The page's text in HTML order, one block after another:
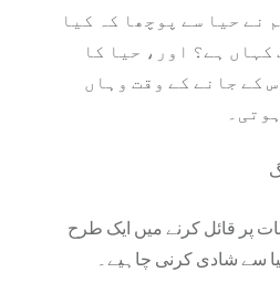
نے حیا سے پوچھا کہ کیا
ہے؟ اور، حیا کا
کے جانے کے وقت وہاں
پر قائل کرنے میں ایک طرح
سے شادی کرنی چاہیے۔